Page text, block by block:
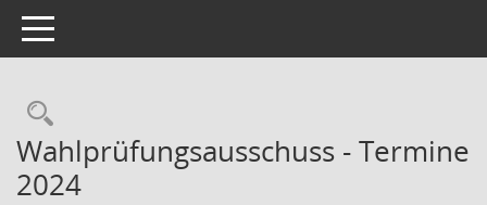
Toggle navigation
Rechercheauswahl
Wahlprüfungsausschuss - Termine
2024